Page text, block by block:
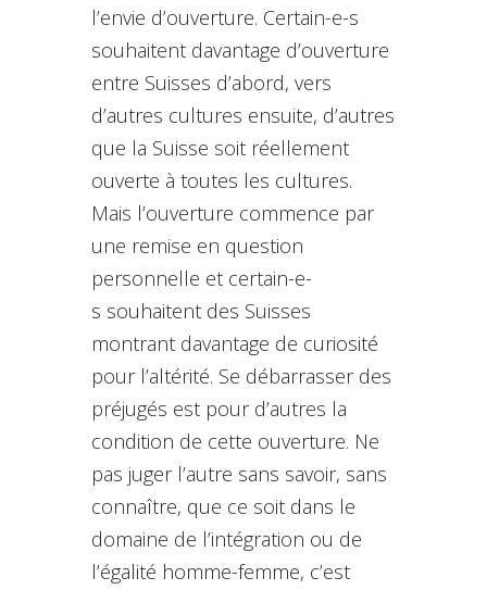
l’envie d’ouverture. Certain-e-s
souhaitent davantage d’ouverture
entre Suisses d’abord, vers
d’autres cultures ensuite, d’autres
que la Suisse soit réellement
ouverte à toutes les cultures.
Mais l’ouverture commence par
une remise en question
personnelle et certain-e-
s souhaitent des Suisses
montrant davantage de curiosité
pour l’altérité. Se débarrasser des
préjugés est pour d’autres la
condition de cette ouverture. Ne
pas juger l’autre sans savoir, sans
connaître, que ce soit dans le
domaine de l’intégration ou de
l’égalité homme-femme, c’est